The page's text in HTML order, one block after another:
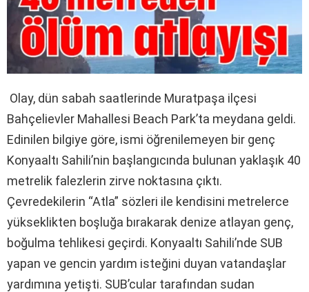
Olay, dün sabah saatlerinde Muratpaşa ilçesi
Bahçelievler Mahallesi Beach Park’ta meydana geldi.
Edinilen bilgiye göre, ismi öğrenilemeyen bir genç
Konyaaltı Sahili’nin başlangıcında bulunan yaklaşık 40
metrelik falezlerin zirve noktasına çıktı.
Çevredekilerin “Atla” sözleri ile kendisini metrelerce
yükseklikten boşluğa bırakarak denize atlayan genç,
boğulma tehlikesi geçirdi. Konyaaltı Sahili’nde SUB
yapan ve gencin yardım isteğini duyan vatandaşlar
yardımına yetişti. SUB’cular tarafından sudan